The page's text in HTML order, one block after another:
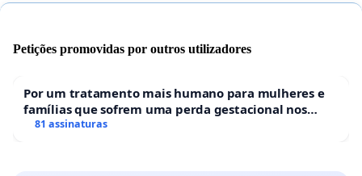
Petições promovidas por outros utilizadores
Por um tratamento mais humano para mulheres e
famílias que sofrem uma perda gestacional nos
hospitais portugueses
81 assinaturas